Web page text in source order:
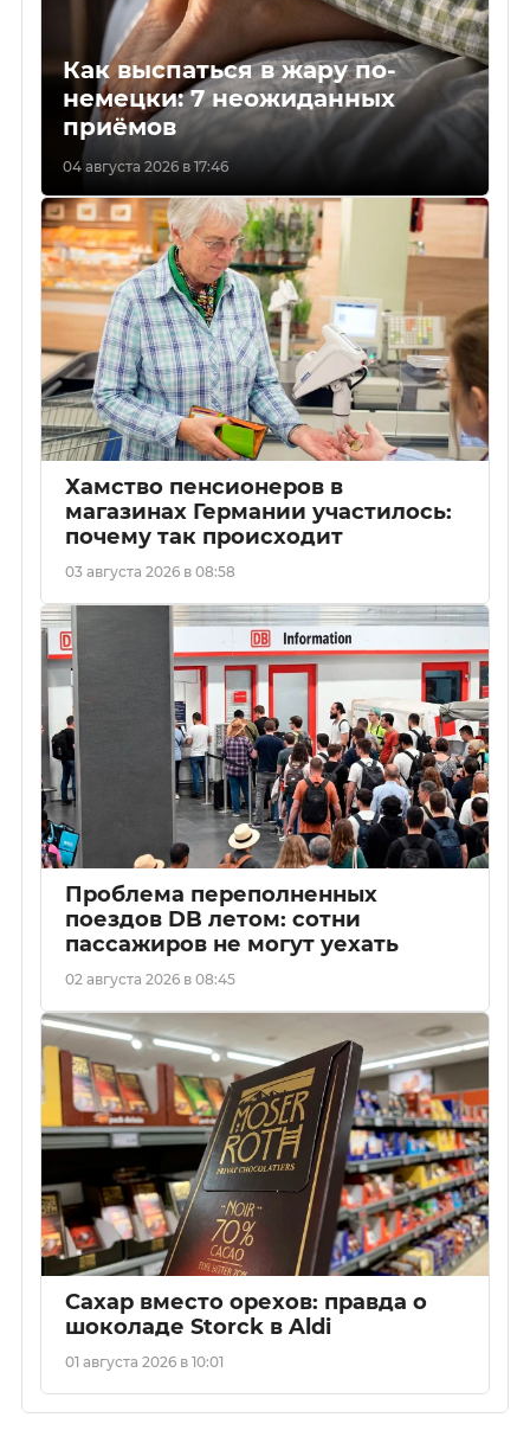
Как выспаться в жару по-
немецки: 7 неожиданных
приёмов
04 августа 2026 в 17:46
Хамство пенсионеров в
магазинах Германии участилось:
почему так происходит
03 августа 2026 в 08:58
Проблема переполненных
поездов DB летом: сотни
пассажиров не могут уехать
02 августа 2026 в 08:45
Сахар вместо орехов: правда о
шоколаде Storck в Aldi
01 августа 2026 в 10:01